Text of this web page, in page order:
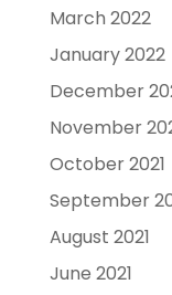
March 2022
January 2022
December
November
October 2021
September
August 2021
June 2021